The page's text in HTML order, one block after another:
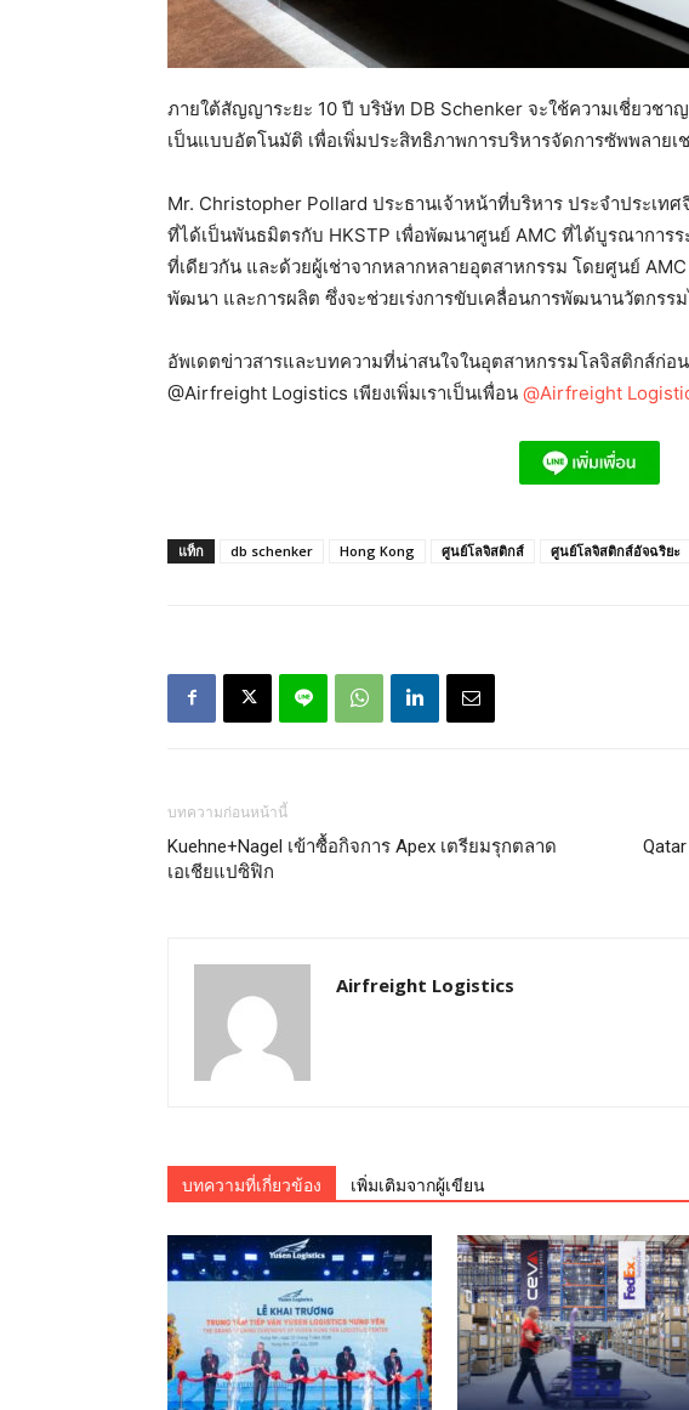
ภายใต้สัญญาระยะ 10 ปี บริษัท DB Schenker จะใช้ความเชี่ยวช
เป็นแบบอัตโนมัติ เพื่อเพิ่มประสิทธิภาพการบริหารจัดการซัพพลายเ
Mr. Christopher Pollard ประธานเจ้าหน้าที่บริหาร ประจำประเท
ที่ได้เป็นพันธมิตรกับ HKSTP เพื่อพัฒนาศูนย์ AMC ที่ได้บูรณาการ
ที่เดียวกัน และด้วยผู้เช่าจากหลากหลายอุตสาหกรรม โดยศูนย์
พัฒนา และการผลิต ซึ่งจะช่วยเร่งการขับเคลื่อนการพัฒนานวัตกรรม
อัพเดตข่าวสารและบทความที่น่าสนใจในอุตสาหกรรมโลจิสติกส์ก่อ
@Airfreight Logistics เพียงเพิ่มเราเป็นเพื่อน @Airfreight
แท็ก db schenker Hong Kong ศูนย์โลจิสติกส์ ศูนย์โลจิสติกส์อัจฉริยะ
บทความก่อนหน้านี้
Kuehne+Nagel เข้าซื้อกิจการ Apex เตรียมรุกตลาด
เอเชียแปซิฟิก
Airfreight Logistics
บทความที่เกี่ยวข้อง เพิ่มเติมจากผู้เขียน